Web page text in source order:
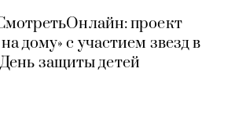
проект
дому» с участием звезд в
День защиты детей